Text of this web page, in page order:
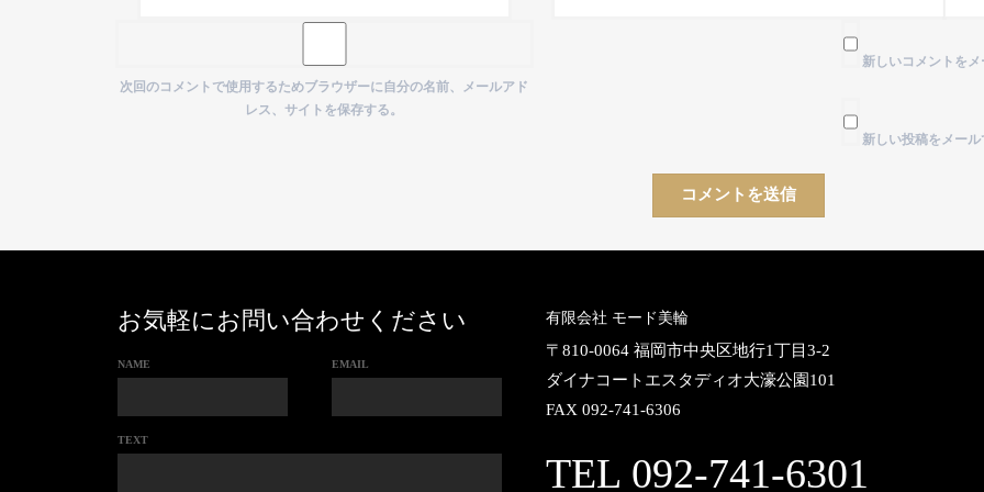
次回のコメントで使用するためブラウザーに自分の名前、メールアド
レス、サイトを保存する。
新しいコメントを
新しい投稿をメール
お気軽にお問い合わせください
NAME EMAIL
TEXT
有限会社 モード美輪
〒810-0064 福岡市中央区地行1丁目3-2
ダイナコートエスタディオ大濠公園101
FAX 092-741-6306
TEL 092-741-6301